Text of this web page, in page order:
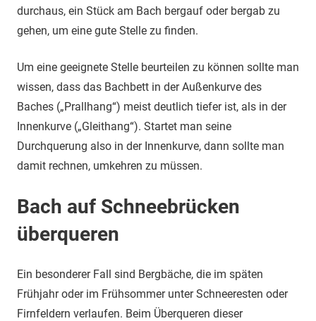
durchaus, ein Stück am Bach bergauf oder bergab zu
gehen, um eine gute Stelle zu finden.
Um eine geeignete Stelle beurteilen zu können sollte man
wissen, dass das Bachbett in der Außenkurve des
Baches („Prallhang“) meist deutlich tiefer ist, als in der
Innenkurve („Gleithang“). Startet man seine
Durchquerung also in der Innenkurve, dann sollte man
damit rechnen, umkehren zu müssen.
Bach auf Schneebrücken
überqueren
Ein besonderer Fall sind Bergbäche, die im späten
Frühjahr oder im Frühsommer unter Schneeresten oder
Firnfeldern verlaufen. Beim Überqueren dieser